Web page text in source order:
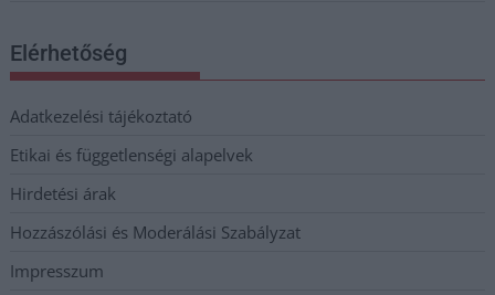
Elérhetőség
Adatkezelési tájékoztató
Etikai és függetlenségi alapelvek
Hirdetési árak
Hozzászólási és Moderálási Szabályzat
Impresszum